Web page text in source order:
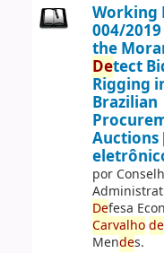
Working
004/
the
Detect
Rigging
Brazilian
Auctions
por
Defesa
Carvalho de
Mendes.